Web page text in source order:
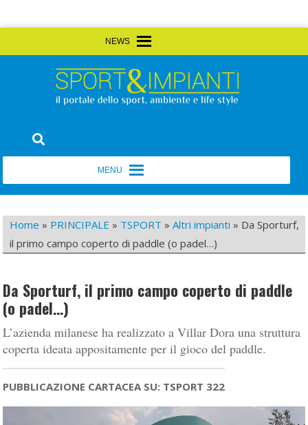
to
Sport&Impianti
Home » PRINCIPALE » TSPORT »Altri impianti » Da Sporturf,
il primo campo coperto di paddle (o padel…)
Da Sporturf, il primo campo coperto di paddle
(o padel…)
L’azienda milanese ha realizzato a Villar Dora una struttura
coperta ideata appositamente per il gioco del paddle.
PUBBLICAZIONE CARTACEA SU: TSPORT 322